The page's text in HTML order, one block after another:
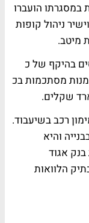
במסגרתו הועברו
ניהול קופות
מנהל נכון לסוף 2009 נכסים בהיקף של כ
מסתכמות בכ
רכב בשיעבוד.
והיא
אגוד
הלוואות